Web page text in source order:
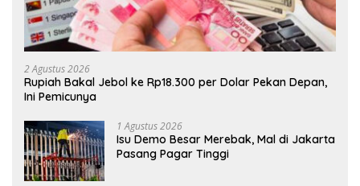
2 Agustus 2026
Rupiah Bakal Jebol ke Rp18.300 per Dolar Pekan Depan,
Ini Pemicunya
1 Agustus 2026
Isu Demo Besar Merebak, Mal di Jakarta
Pasang Pagar Tinggi